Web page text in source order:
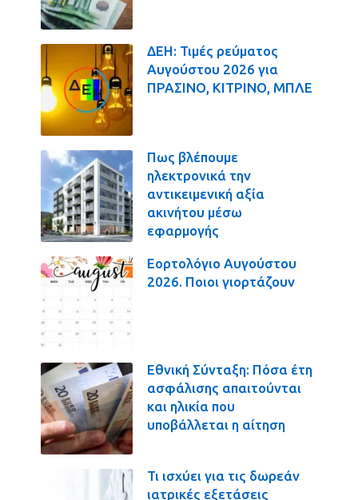
ΔΕΗ: Τιμές ρεύματος
Αυγούστου 2026 για
ΠΡΑΣΙΝΟ, ΚΙΤΡΙΝΟ, ΜΠΛΕ
Πως βλέπουμε
ηλεκτρονικά την
αντικειμενική αξία
ακινήτου μέσω
εφαρμογής
Εορτολόγιο Αυγούστου
2026. Ποιοι γιορτάζουν
Εθνική Σύνταξη: Πόσα έτη
ασφάλισης απαιτούνται
και ηλικία που
υποβάλλεται η αίτηση
Τι ισχύει για τις δωρεάν
ιατρικές εξετάσεις